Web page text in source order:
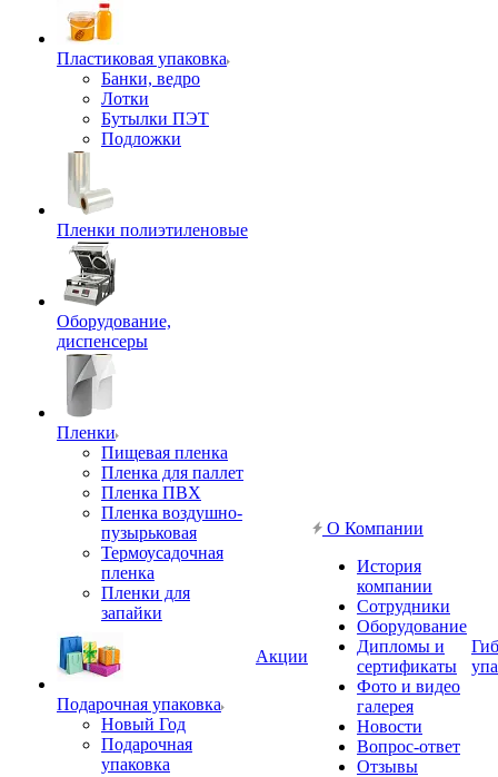
Пластиковая упаковка
Банки, ведро
Лотки
Бутылки ПЭТ
Подложки
Пленки полиэтиленовые
Оборудование,
диспенсеры
Пленки
Пищевая пленка
Пленка для паллет
Пленка ПВХ
Пленка воздушно-
пузырьковая
Термоусадочная
пленка
Пленки для
запайки
Подарочная упаковка
Новый Год
Подарочная
упаковка
Акции
О Компании
История
компании
Сотрудники
Оборудование
Дипломы и
сертификаты
Фото и видео
галерея
Новости
Вопрос-ответ
Отзывы